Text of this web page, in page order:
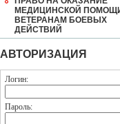
МЕДИЦИНСКОЙ
ВЕТЕРАНАМ БОЕВЫХ
ДЕЙСТВИЙ
АВТОРИЗАЦИЯ
Логин:
Пароль: